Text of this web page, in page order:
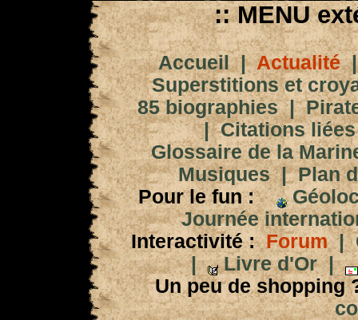
:: MENU
Accueil|Actualité
Superstitions et
85 biographies|
|Citations
Glossaire de la
Musiques|Plan
Pour le fun :
Journée
Interactivité : Forum|
|
Livre d'Or|
Un peu de shopping